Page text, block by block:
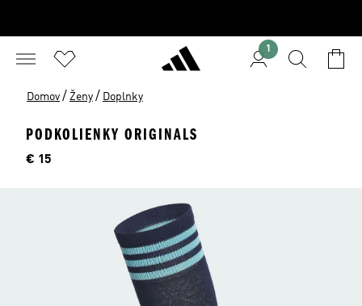
1
Domov / Ženy / Doplnky
PODKOLIENKY ORIGINALS
Cena
€ 15